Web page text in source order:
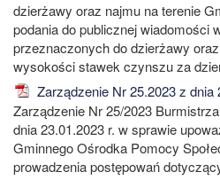
dzierżawy oraz najmu na terenie
podania do publicznej wiadomości
przeznaczonych do dzierżawy
wysokości stawek czynszu za
Zarządzenie Nr 25.2023 z dnia
Zarządzenie Nr 25/2023
dnia 23.01.2023 r. w sprawie
Gminnego Ośrodka Pomocy
prowadzenia postępowań